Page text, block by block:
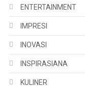
ENTERTAINMENT
IMPRESI
INOVASI
INSPIRASIANA
KULINER